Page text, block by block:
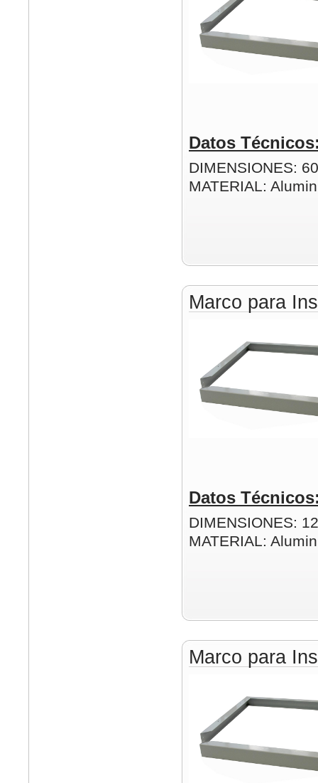
Datos
DIMENSIONES:
MATERIAL:
Marco para
Datos
DIMENSIONES:
MATERIAL:
Marco para